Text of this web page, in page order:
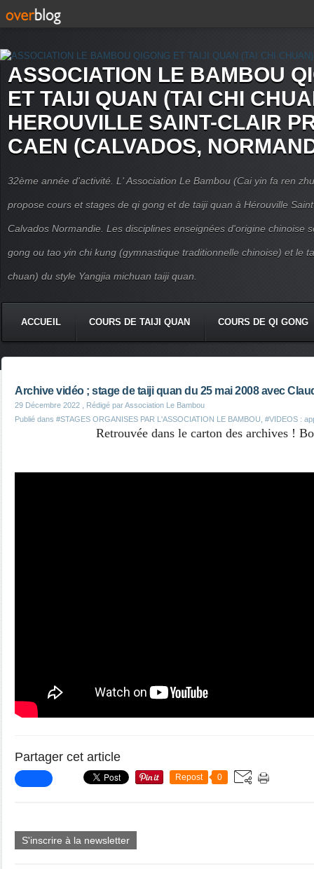
ASSOCIATION LE BAMBOU
ET TAIJI QUAN (TAI CHI
HEROUVILLE SAINT-CLAIR
CAEN (CALVADOS,
32ème année d'activité. L' Association Le Bambou (Cai yin fa ren
propose cours et stages de qi gong et de taiji quan à Hérouville
Calvados Normandie. Les disciplines enseignées d'origine chinoise
gong ou tao yin chi kung (gymnastique traditionnelle chinoise) et le
chuan) du style Yangjia michuan taiji quan.
ACCUEIL COURS DE TAIJI QUAN COURS DE QI GONG
Archive vidéo ; stage de taiji quan du 25 mai 2008 avec
29 Décembre 2022 , Rédigé par Association Le Bambou
Publié dans #STAGES ORGANISES PAR L'ASSOCIATION LE BAMBOU #VIDEOS :
Retrouvée dans le carton des archives !
Partager cet article
Repost 0
S'inscrire à la newsletter